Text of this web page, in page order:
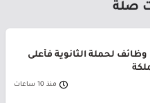
صلة
لحملة الثانوية فأعلى
منذ 10 ساعات